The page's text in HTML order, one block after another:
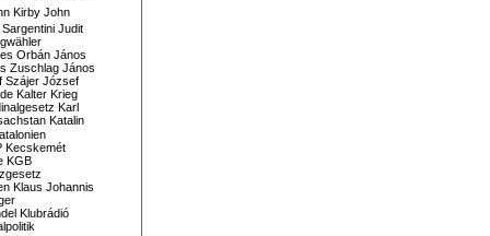
Kirby John
Judit
Orbán János
Zuschlag János
Szájer József
Kalter Krieg
Karl
Katalin
Kecskemét
KGB
Klaus Johannis
Klubrádió